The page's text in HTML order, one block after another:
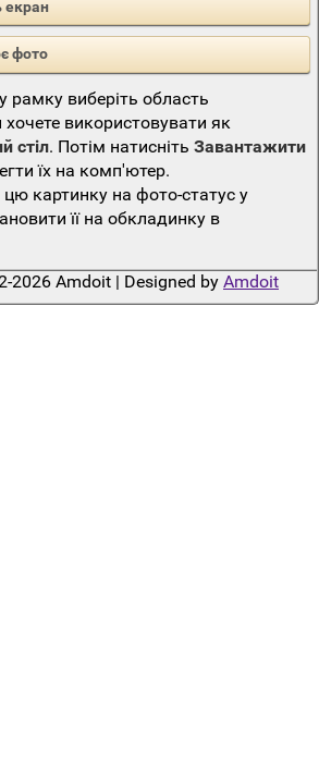
екран
фото
виберіть область
використовувати як
стіл. Потім натисніть Завантажити
їх на комп'ютер.
картинку на фото-статус у
її на обкладинку в
2026 Amdoit | Designed by Amdoit